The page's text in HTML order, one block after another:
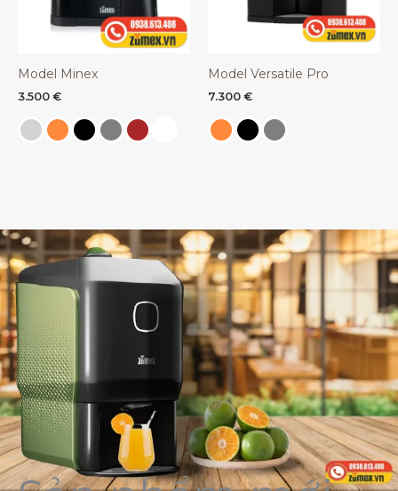
Model Minex
3.500 €
Model Versatile Pro
7.300 €